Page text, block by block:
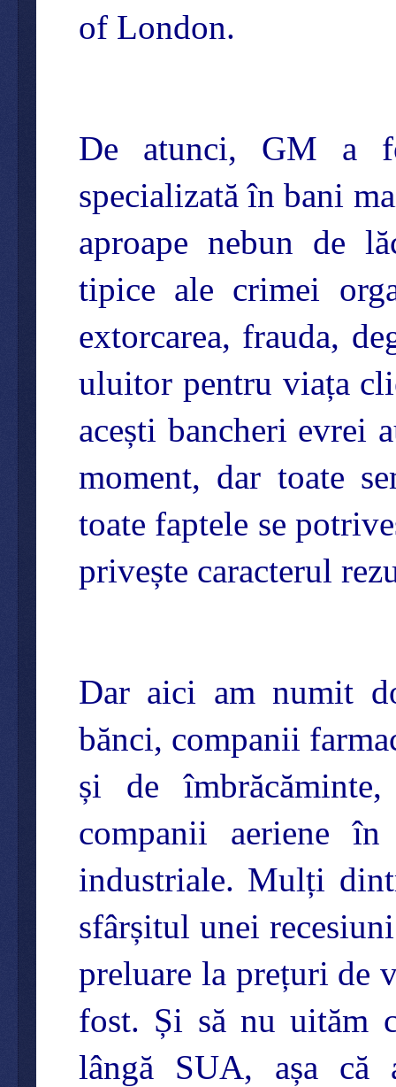
of London.
De atunci, GM a
specializată în bani
aproape nebun de
tipice ale crimei
extorcarea, frauda,
uluitor pentru viața
acești bancheri evrei
moment, dar toate
toate faptele se
privește caracterul
Dar aici am numit
bănci, companii
și de
companii aeriene
industriale. Mulți
sfârșitul unei
preluare la prețuri de
fost. Și să nu uităm
lângă SUA, așa că